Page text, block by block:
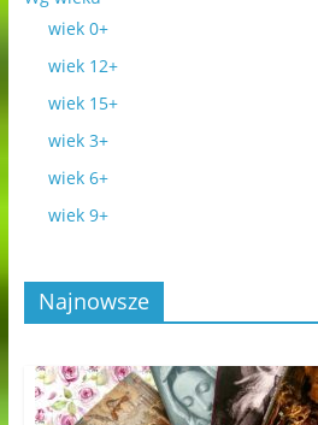
wiek 0+
wiek 12+
wiek 15+
wiek 3+
wiek 6+
wiek 9+
Najnowsze